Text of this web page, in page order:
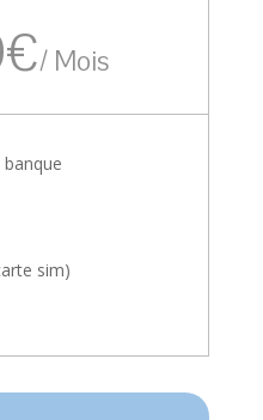
/Mois
sim)